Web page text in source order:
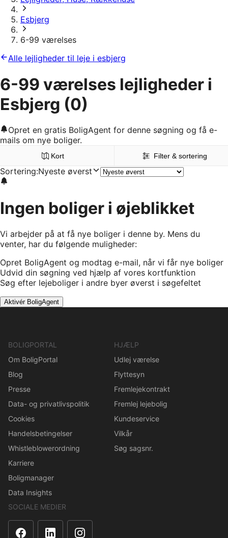
Esbjerg
6-99 værelses
Alle lejligheder til leje i esbjerg
6-99 værelses lejligheder i
Esbjerg (0)
Opret en gratis BoligAgent for denne søgning og få e-
mails om nye boliger.
Kort Filter & sortering
Sortering:Nyeste øverst
Ingen boliger i øjeblikket
Vi arbejder på at få nye boliger i denne by. Mens du
venter, har du følgende muligheder:
Opret BoligAgent og modtag e-mail, når vi får nye boliger
Udvid din søgning ved hjælp af vores kortfunktion
Søg efter lejeboliger i andre byer øverst i søgefeltet
Aktivér BoligAgent
BOLIGPORTAL
Om BoligPortal
Blog
Presse
Data- og privatlivspolitik
Cookies
Handelsbetingelser
Whistleblowerordning
Karriere
Boligmanager
Data Insights
HJÆLP
Udlej værelse
Flyttesyn
Fremlejekontrakt
Fremlej lejebolig
Kundeservice
Vilkår
Søg sagsnr.
SOCIALE MEDIER